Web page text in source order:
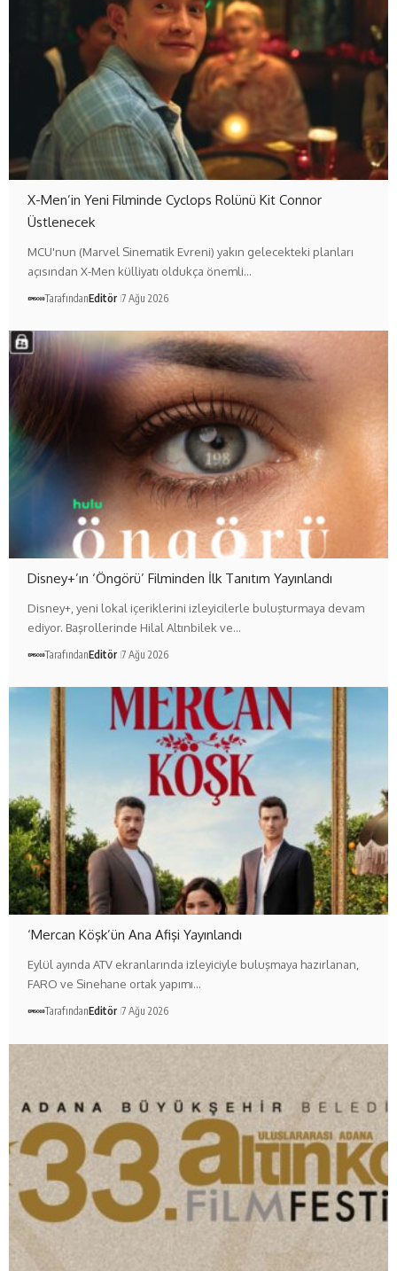
X-Men’in Yeni Filminde Cyclops Rolünü Kit Connor
Üstlenecek
MCU'nun (Marvel Sinematik Evreni) yakın gelecekteki planları
açısından X-Men külliyatı oldukça önemli…
TarafındanEditör 7 Ağu 2026
Disney+’ın ‘Öngörü’ Filminden İlk Tanıtım Yayınlandı
Disney+, yeni lokal içeriklerini izleyicilerle buluşturmaya devam
ediyor. Başrollerinde Hilal Altınbilek ve…
TarafındanEditör 7 Ağu 2026
‘Mercan Köşk’ün Ana Afişi Yayınlandı
Eylül ayında ATV ekranlarında izleyiciyle buluşmaya hazırlanan,
FARO ve Sinehane ortak yapımı…
TarafındanEditör 7 Ağu 2026